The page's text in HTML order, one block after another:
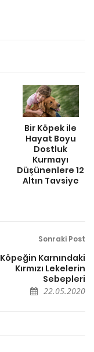
Bir Köpek ile
Hayat Boyu
Dostluk
Kurmayı
Düşünenlere 12
Altın Tavsiye
Sonraki Post
Köpeğin Karnındaki
Kırmızı Lekelerin
Sebepleri
22.05.2020